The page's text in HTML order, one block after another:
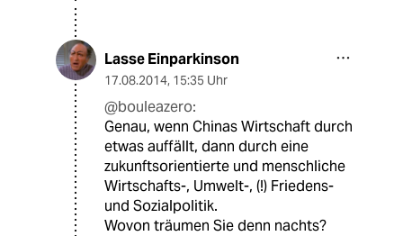
Lasse Einparkinson
17.08.2014, 15:35 Uhr
@bouleazero:
Genau, wenn Chinas Wirtschaft durch
etwas auffällt, dann durch eine
zukunftsorientierte und menschliche
Wirtschafts-, Umwelt-, (!) Friedens-
und Sozialpolitik.
Wovon träumen Sie denn nachts?